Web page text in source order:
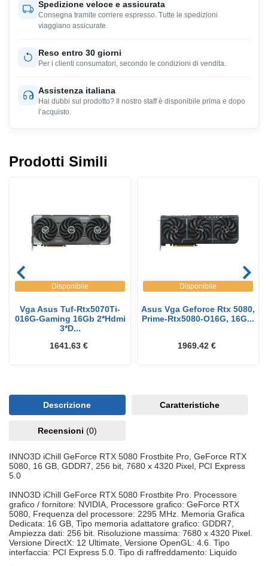
Spedizione veloce e assicurata
Consegna tramite corriere espresso. Tutte le spedizioni
viaggiano assicurate.
Reso entro 30 giorni
Per i clienti consumatori, secondo le condizioni di vendita.
Assistenza italiana
Hai dubbi sul prodotto? Il nostro staff è disponibile prima e dopo
l’acquisto.
Prodotti Simili
Disponibile
Vga Asus Tuf-Rtx5070Ti-
016G-Gaming 16Gb 2*Hdmi
3*D...
1641.63 €
Disponibile
Asus Vga Geforce Rtx 5080,
Prime-Rtx5080-O16G, 16G...
1969.42 €
Descrizione Caratteristiche
Recensioni (0)
INNO3D iChill GeForce RTX 5080 Frostbite Pro, GeForce RTX
5080, 16 GB, GDDR7, 256 bit, 7680 x 4320 Pixel, PCI Express
5.0
INNO3D iChill GeForce RTX 5080 Frostbite Pro. Processore
grafico / fornitore: NVIDIA, Processore grafico: GeForce RTX
5080, Frequenza del processore: 2295 MHz. Memoria Grafica
Dedicata: 16 GB, Tipo memoria adattatore grafico: GDDR7,
Ampiezza dati: 256 bit. Risoluzione massima: 7680 x 4320 Pixel.
Versione DirectX: 12 Ultimate, Versione OpenGL: 4.6. Tipo
interfaccia: PCI Express 5.0. Tipo di raffreddamento: Liquido